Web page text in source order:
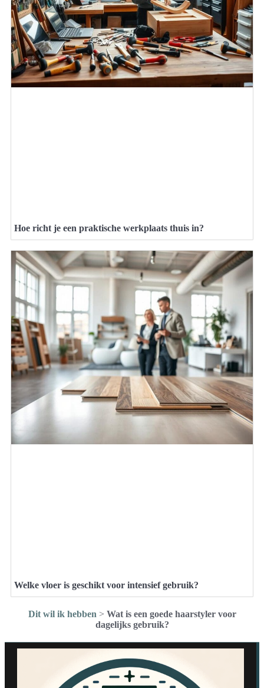
Hoe richt je een praktische werkplaats thuis in?
Welke vloer is geschikt voor intensief gebruik?
Dit wil ik hebben > Wat is een goede haarstyler voor
dagelijks gebruik?